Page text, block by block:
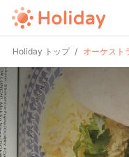
Holiday トップ オーケスト